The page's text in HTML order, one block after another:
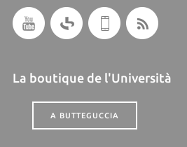
La boutique de l'Università
A BUTTEGUCCIA